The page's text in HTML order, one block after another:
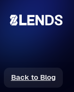
Back to Blog